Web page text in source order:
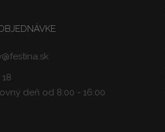
deň od 8:00 - 16:00